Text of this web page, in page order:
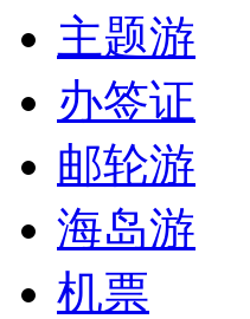
主题游
办签证
邮轮游
海岛游
机票